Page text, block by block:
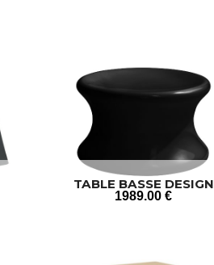
TABLE BASSE DESIGN
MUSHROOM
1989.00 €